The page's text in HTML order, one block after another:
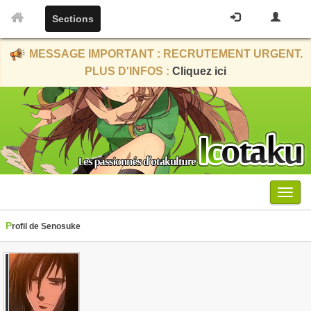
Sections
MESSAGE IMPORTANT : RECRUTEMENT URGENT.
PLUS D'INFOS : Cliquez ici
Menu
Profil de Senosuke